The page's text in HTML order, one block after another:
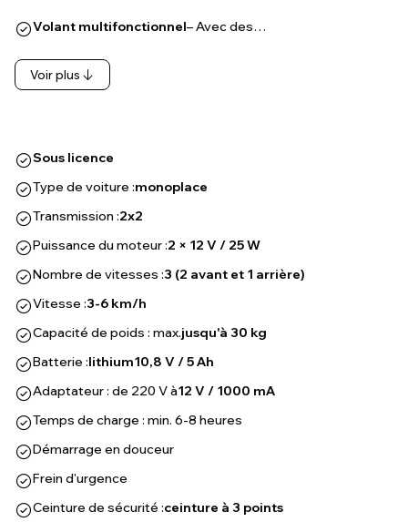
Volant multifonctionnel– Avec des…
Voir plus
Sous licence
Type de voiture :monoplace
Transmission :2x2
Puissance du moteur :2 × 12 V / 25 W
Nombre de vitesses :3 (2 avant et 1 arrière)
Vitesse :3-6 km/h
Capacité de poids : max.jusqu'à 30 kg
Batterie :lithium10,8 V / 5 Ah
Adaptateur : de 220 V à12 V / 1000 mA
Temps de charge : min. 6-8 heures
Démarrage en douceur
Frein d'urgence
Ceinture de sécurité :ceinture à 3 points